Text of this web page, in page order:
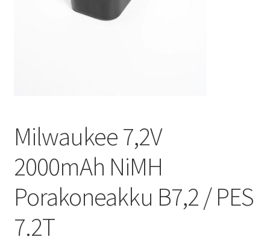
Milwaukee 7,2V
2000mAh NiMH
Porakoneakku B7,2 / PES
7.2T